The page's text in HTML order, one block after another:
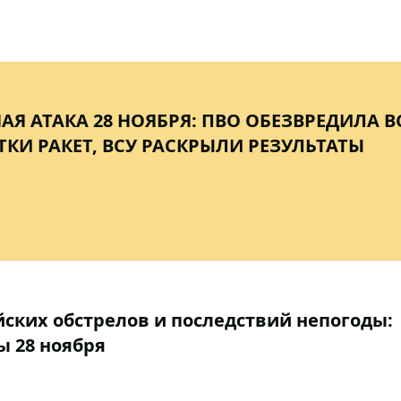
АТАКА 28 НОЯБРЯ: ПВО ОБЕЗВРЕДИЛА
РАКЕТ, ВСУ РАСКРЫЛИ РЕЗУЛЬТАТЫ
обстрелов и последствий непогоды:
28 ноября